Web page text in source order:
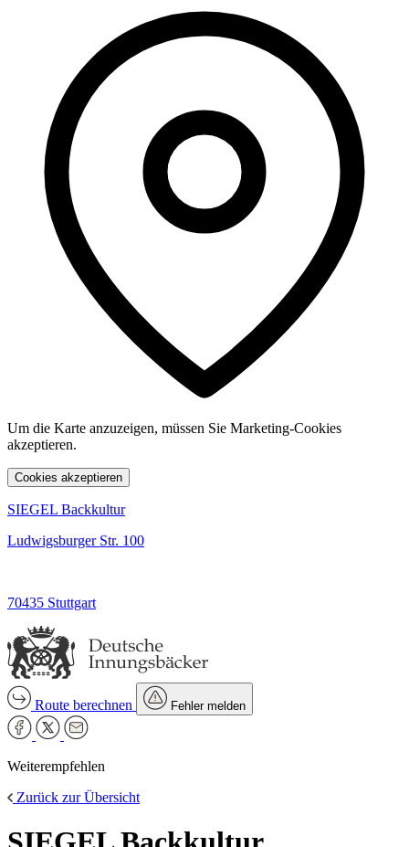
Um die Karte anzuzeigen, müssen Sie Marketing-Cookies
akzeptieren.
Cookies akzeptieren
SIEGEL Backkultur
Ludwigsburger Str. 100
70435 Stuttgart
Route berechnen Fehler melden
Weiterempfehlen
Zurück zur Übersicht